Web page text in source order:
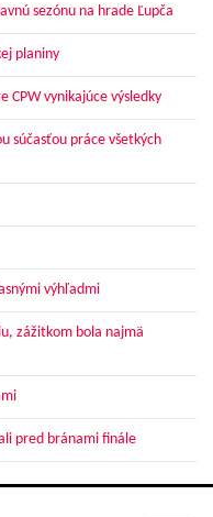
sezónu na hrade Ľupča
planiny
CPW vynikajúce výsledky
súčasťou práce všetkých
výhľadmi
zážitkom bola najmä
pred bránami finále